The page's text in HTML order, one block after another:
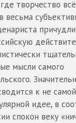
творчество
весьма
мысли самого
к не
идее, в
спокон веку